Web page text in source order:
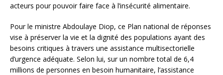
acteurs pour pouvoir faire face à l’insécurité alimentaire.
Pour le ministre Abdoulaye Diop, ce Plan national de réponses
vise à préserver la vie et la dignité des populations ayant des
besoins critiques à travers une assistance multisectorielle
d’urgence adéquate. Selon lui, sur un nombre total de 6,4
millions de personnes en besoin humanitaire, l’assistance